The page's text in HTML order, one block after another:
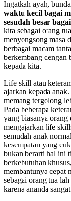
Ingatkah ayah,
waktu kecil bagai
sesudah besar
kita sebagai orang
menyongsong masa
berbagai macam
berkembang dengan
kepada kita.
Life skill atau
ajarkan kepada
memang tergolong
Pada beberapa
yang biasanya
mengajarkan life
semudah anak
kesempatan yang
bukan berarti hal ini
berkebutuhan
membantunya cepat
sebagai orang tua
karena ananda